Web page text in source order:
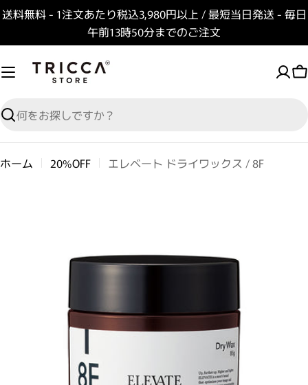
コンテンツへスキップ
送料無料 - 1注文あたり税込3,980円以上 / 最短当日発送 - 毎日
午前13時50分までのご注文
検索
ホーム 20%OFF
エレベート ドライワックス / 8F
ーダルで0のメディアを開く